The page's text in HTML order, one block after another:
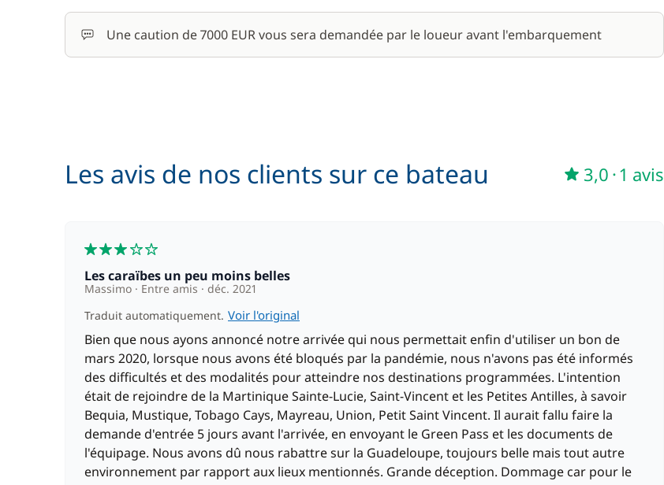
/ nuit
Une caution de 7000 EUR vous sera demandée par le loueur avant l'embarquement
Les avis de nos clients sur ce bateau 3,0 ·1 avis
Les caraïbes un peu moins belles
Massimo Entre amis
déc. 2021
Traduit automatiquement. Voir l'original
Bien que nous ayons annoncé notre arrivée qui nous permettait enfin d'utiliser un bon de
mars 2020, lorsque nous avons été bloqués par la pandémie, nous n'avons pas été informés
des difficultés et des modalités pour atteindre nos destinations programmées. L'intention
était de rejoindre de la Martinique Sainte-Lucie, Saint-Vincent et les Petites Antilles, à savoir
Bequia, Mustique, Tobago Cays, Mayreau, Union, Petit Saint Vincent. Il aurait fallu faire la
demande d'entrée 5 jours avant l'arrivée, en envoyant le Green Pass et les documents de
l'équipage. Nous avons dû nous rabattre sur la Guadeloupe, toujours belle mais tout autre
environnement par rapport aux lieux mentionnés. Grande déception. Dommage car pour le